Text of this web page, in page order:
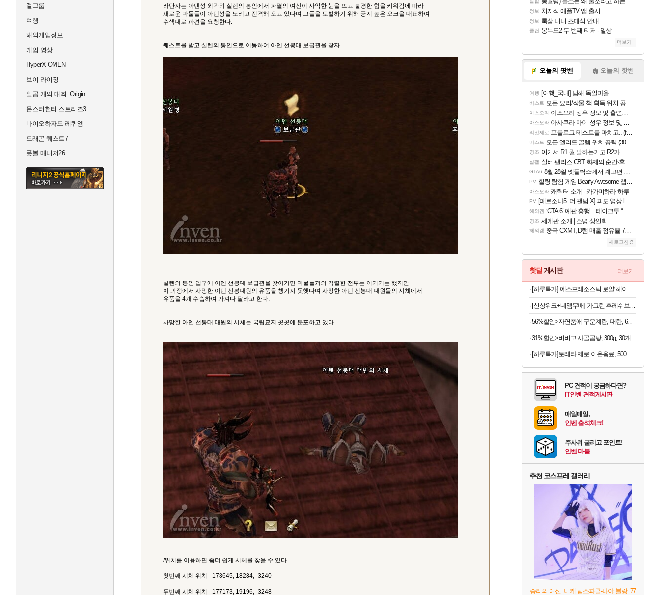
걸그룹
여행
해외게임정보
게임 영상
HyperX OMEN
브이 라이징
일곱 개의 대죄: Origin
몬스터헌터 스토리즈3
바이오하자드 레퀴엠
드래곤 퀘스트7
풋볼 매니저26
라단자는 아덴성 외곽의 실렌의 봉인에서 파멸의 여신이 사악한 눈을 뜨고 불경한 힘을 키워감에 따라
새로운 마물들이 아덴성을 노리고 진격해 오고 있다며 그들을 토벌하기 위해 긍지 높은 오크을 대표하여
수색대로 파견을 요청한다.
퀘스트를 받고 실렌의 봉인으로 이동하여 아덴 선봉대 보급관을 찾자.
실렌의 봉인 입구에 아덴 선봉대 보급관을 찾아가면 마물들과의 격렬한 전투는 이기기는 했지만
이 과정에서 사망한 아덴 선봉대원의 유품을 챙기지 못햇다며 사망한 아덴 선봉대 대원들의 시체에서
유품을 4개 수습하여 가져다 달라고 한다.
사망한 아덴 선봉대 대원의 시체는 국립묘지 곳곳에 분포하고 있다.
/위치를 이용하면 좀더 쉽게 시체를 찾을 수 있다.
첫번째 시체 위치 - 178645, 18284, -3240
두번째 시체 위치 - 177173, 19196, -3248
클립
정보 치지직 애플TV 앱 출시
정보 룩삼 니니 초대석 안내
클립 봉누도2 두 번째 티저 - 일상
더보기+
오늘의 팟벤 오늘의 핫벤
여행 [여행_국내] 남해 독일마을
비스트 모든 요리/작물 책 획득 위치 공략 (36개) - 미식가 도전과제
아스오라 아스오라 성우 정보 및 출연작 모음
아스오라 아사쿠라 마이 성우 정보 및 주요 필모
리밋제로 프롤로그 테스트를 마치고.. (feat. 리아)
비스트 모든 엘리트 골렘 위치 공략 (30개) - 방랑 결투가
명조 여기서 R1 뭘 말하는거고 R2가 뭘말하는걸까요?
실팰 실버 팰리스 CBT 화제의 순간·후기 모음
GTA6 8월 28일 넷플릭스에서 예고편 공개 예정
PV 힐링 탐험 게임 Bearly Awesome 챕터 1 트레일러
아스오라 캐릭터 소개 - 카가미하라 하루
PV [페르소나5: 더 팬텀 X] 괴도 영상 l 타카마키 안·댄싱 스타
해외겜 ‘GTA 6’ 예판 흥행…테이크투 “내부 예상 크게 넘어”
명조 세계관 소개 | 소명 상인회
해외겜 중국 CXMT, D램 매출 점유율 7%…글로벌 4위로 부상
새로고침
핫딜 게시판 더보기+
[하루특가] 에스프레소스틱 로얄 헤이즐넛
[신상위크+네맴무배] 가그린 후레쉬브레스 치약 120g, 라임민트향, 5개
56%할인>자연품애 구운계란, 대란, 60구, 1박스
31%할인>비비고 사골곰탕, 300g, 30개
[하루특가]토레타 제로 이온음료, 500ml, 24개
PC 견적이 궁금하다면?
IT인벤 견적게시판
매일매일,
인벤 출석체크!
주사위 굴리고 포인트!
인벤 마블
추천 코스프레 갤러리
승리의 여신: 니케 팀스파클-나야 블랑: 77